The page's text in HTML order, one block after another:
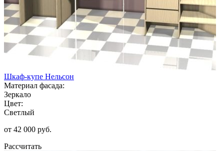
Шкаф-купе Нельсон
Материал фасада:
Зеркало
Цвет:
Светлый
от 42 000 руб.
Рассчитать